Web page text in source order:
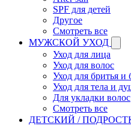
SPF для детей
Другое
Смотреть все
МУЖСКОЙ УХОД
Уход для лица
Уход для волос
Уход для бритья и
Уход для тела и
Для укладки волос
Смотреть все
ДЕТСКИЙ /